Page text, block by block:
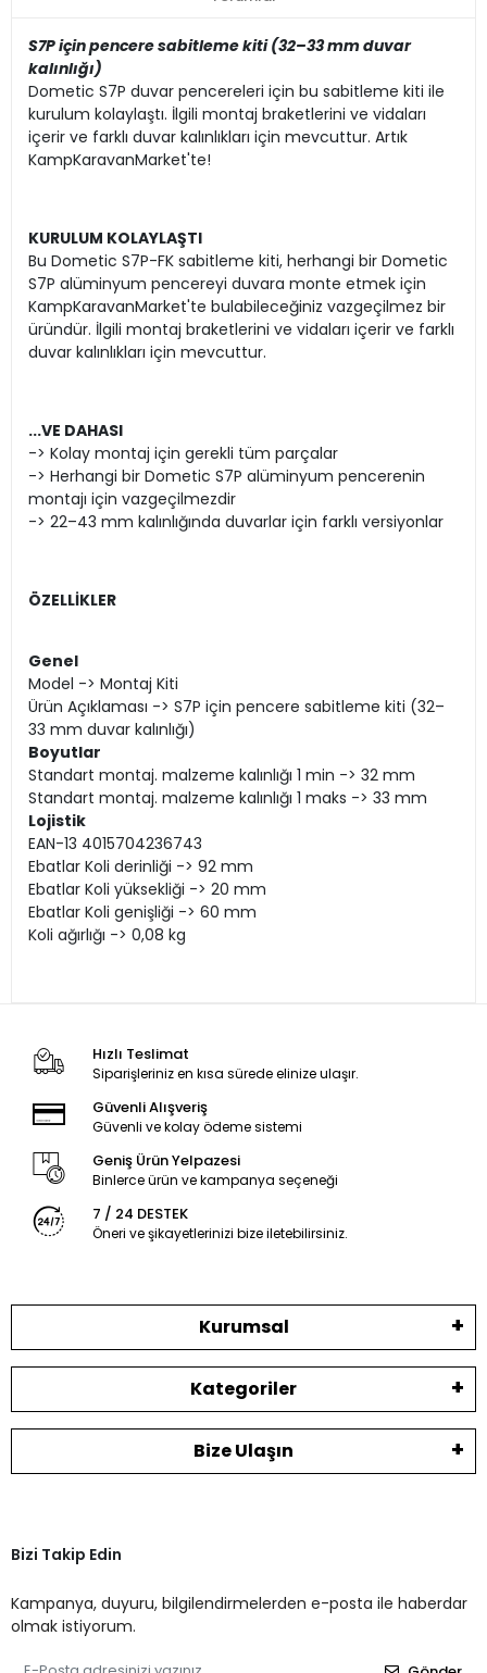
S7P için pencere sabitleme kiti (32–33 mm duvar
kalınlığı)
Dometic S7P duvar pencereleri için bu sabitleme kiti ile
kurulum kolaylaştı. İlgili montaj braketlerini ve vidaları
içerir ve farklı duvar kalınlıkları için mevcuttur. Artık
KampKaravanMarket'te!
KURULUM KOLAYLAŞTI
Bu Dometic S7P-FK sabitleme kiti, herhangi bir Dometic
S7P alüminyum pencereyi duvara monte etmek için
KampKaravanMarket'te bulabileceğiniz vazgeçilmez bir
üründür. İlgili montaj braketlerini ve vidaları içerir ve farklı
duvar kalınlıkları için mevcuttur.
...VE DAHASI
-> Kolay montaj için gerekli tüm parçalar
-> Herhangi bir Dometic S7P alüminyum pencerenin
montajı için vazgeçilmezdir
-> 22–43 mm kalınlığında duvarlar için farklı versiyonlar
ÖZELLİKLER
Genel
Model -> Montaj Kiti
Ürün Açıklaması -> S7P için pencere sabitleme kiti (32–
33 mm duvar kalınlığı)
Boyutlar
Standart montaj. malzeme kalınlığı 1 min -> 32 mm
Standart montaj. malzeme kalınlığı 1 maks -> 33 mm
Lojistik
EAN-13 4015704236743
Ebatlar Koli derinliği -> 92 mm
Ebatlar Koli yüksekliği -> 20 mm
Ebatlar Koli genişliği -> 60 mm
Koli ağırlığı -> 0,08 kg
Hızlı Teslimat
Siparişleriniz en kısa sürede elinize ulaşır.
Güvenli Alışveriş
Güvenli ve kolay ödeme sistemi
Geniş Ürün Yelpazesi
Binlerce ürün ve kampanya seçeneği
7 / 24 DESTEK
Öneri ve şikayetlerinizi bize iletebilirsiniz.
Kurumsal
Kategoriler
Bize Ulaşın
Bizi Takip Edin
Kampanya, duyuru, bilgilendirmelerden e-posta ile haberdar
olmak istiyorum.